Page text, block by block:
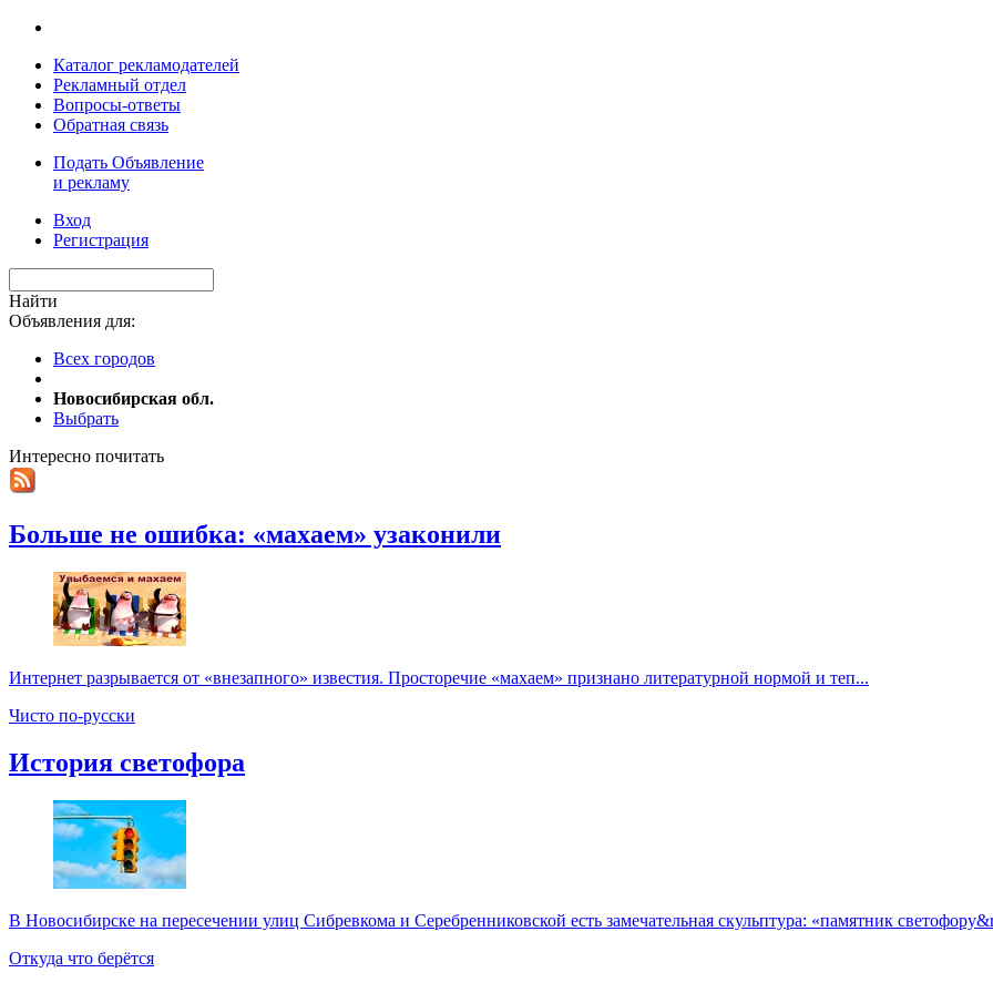
Каталог рекламодателей
Рекламный отдел
Вопросы-ответы
Обратная связь
Подать Объявление
и рекламу
Вход
Регистрация
Найти
Объявления для:
Всех городов
Новосибирская обл.
Выбрать
Интересно почитать
Больше не ошибка: «махаем» узаконили
Интернет разрывается от «внезапного» известия. Просторечие «махаем» признано литературной нормой и теп...
Чисто по-русски
История светофора
В Новосибирске на пересечении улиц Сибревкома и Серебренниковской есть замечательная скульптура: «памятник
Откуда что берётся